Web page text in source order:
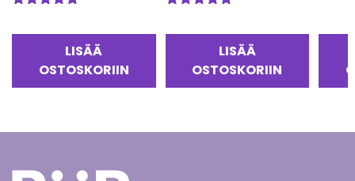
LISÄÄ
OSTOSKORIIN
LISÄÄ
OSTOSKORIIN